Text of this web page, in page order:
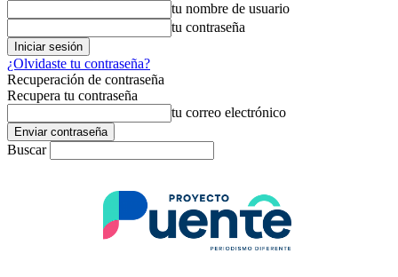
tu nombre de usuario
tu contraseña
¿Olvidaste tu contraseña?
Recuperación de contraseña
Recupera tu contraseña
tu correo electrónico
Buscar